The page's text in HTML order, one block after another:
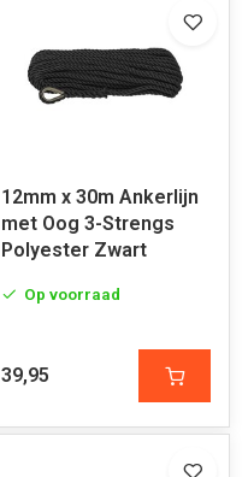
12mm x 30m Ankerlijn
met Oog 3-Strengs
Polyester Zwart
Op voorraad
39,95